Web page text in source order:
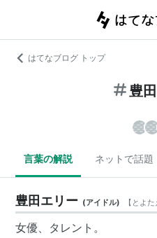
はてなブログ トップ
豊
言葉の解説 ネットで話題
豊田エリー (アイドル) 【 とよ
女優、タレント。